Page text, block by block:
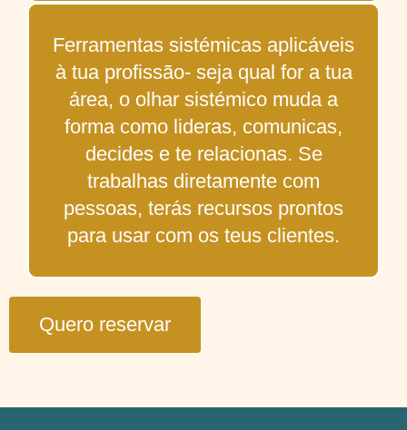
Ferramentas sistémicas aplicáveis
à tua profissão- seja qual for a tua
área, o olhar sistémico muda a
forma como lideras, comunicas,
decides e te relacionas. Se
trabalhas diretamente com
pessoas, terás recursos prontos
para usar com os teus clientes.
Quero reservar